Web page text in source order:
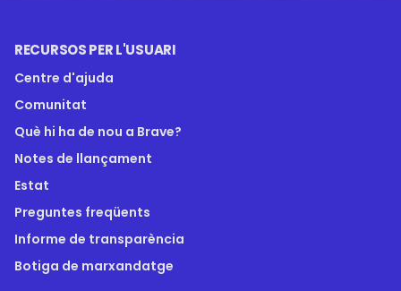
RECURSOS PER L'USUARI
Centre d'ajuda
Comunitat
Què hi ha de nou a Brave?
Notes de llançament
Estat
Preguntes freqüents
Informe de transparència
Botiga de marxandatge